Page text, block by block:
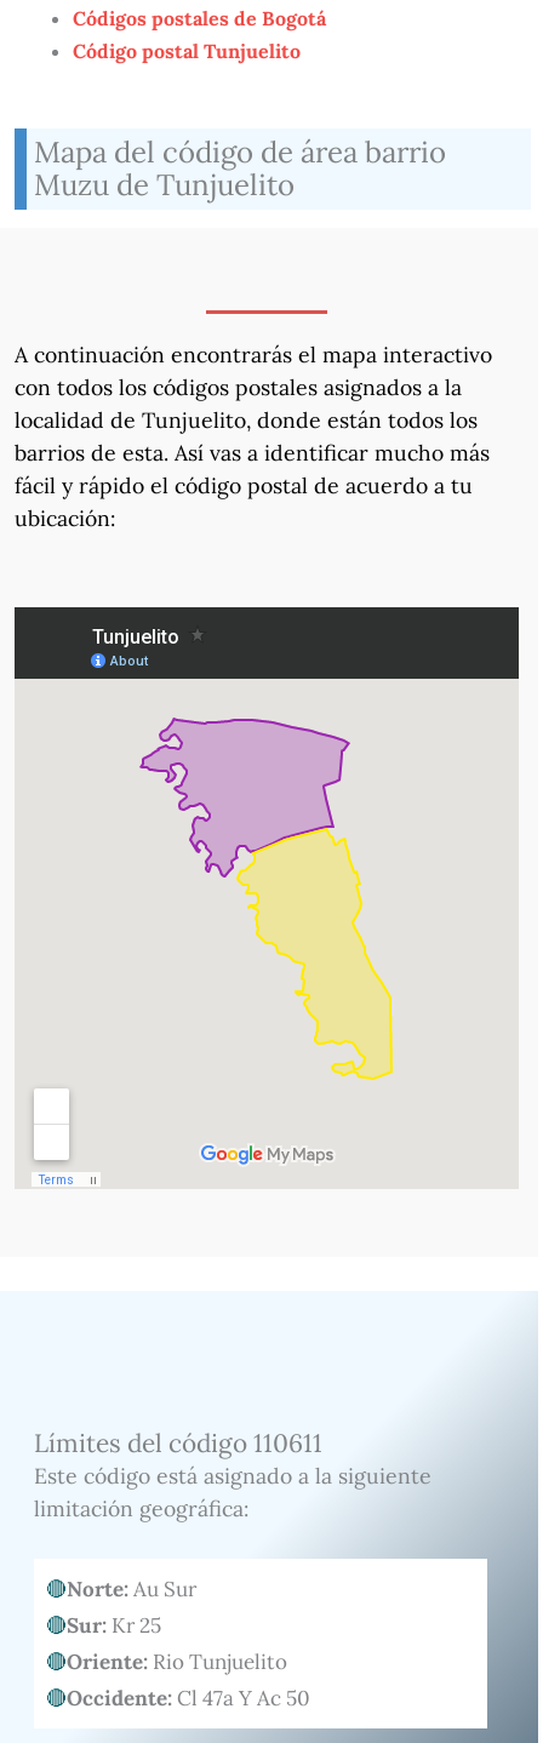
Códigos postales de Bogotá
Código postal Tunjuelito
Mapa del código de área barrio
Muzu de Tunjuelito
A continuación encontrarás el mapa interactivo
con todos los códigos postales asignados a la
localidad de Tunjuelito, donde están todos los
barrios de esta. Así vas a identificar mucho más
fácil y rápido el código postal de acuerdo a tu
ubicación:
Límites del código 110611
Este código está asignado a la siguiente
limitación geográfica:
Norte:Au Sur
Sur: Kr 25
Oriente: Rio Tunjuelito
Occidente:Cl 47a Y Ac 50